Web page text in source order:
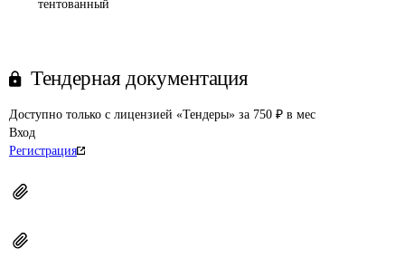
тентованный
Тендерная документация
Доступно только с лицензией «Тендеры» за 750 ₽ в мес
Вход
Регистрация